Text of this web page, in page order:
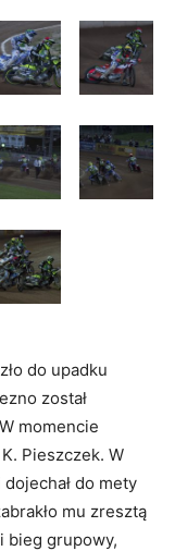
do upadku
został
momencie
Pieszczek. W
do mety
mu zresztą
bieg grupowy,